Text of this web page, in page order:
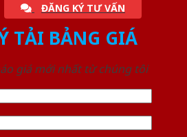
ĐĂNG KÝ TƯ VẤN
TẢI BẢNG GIÁ
giá mới nhất từ chúng tôi